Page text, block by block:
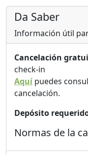
Da Saber
Información útil
Cancelación
check-in
Aquípuedes
cancelación.
Depósito
Normas de la